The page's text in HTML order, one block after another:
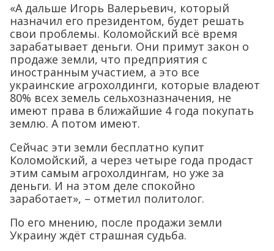
«А дальше Игорь Валерьевич, который
назначил его президентом, будет решать
свои проблемы. Коломойский всё время
зарабатывает деньги. Они примут закон о
продаже земли, что предприятия с
иностранным участием, а это все
украинские агрохолдинги, которые владеют
80% всех земель сельхозназначения, не
имеют права в ближайшие 4 года покупать
землю. А потом имеют.
Сейчас эти земли бесплатно купит
Коломойский, а через четыре года продаст
этим самым агрохолдингам, но уже за
деньги. И на этом деле спокойно
заработает», – отметил политолог.
По его мнению, после продажи земли
Украину ждёт страшная судьба.